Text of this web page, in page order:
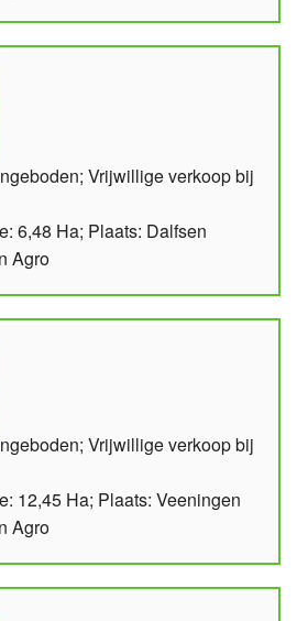
Vrijwillige verkoop bij
6,48 Ha; Plaats: Dalfsen
Agro
Vrijwillige verkoop bij
12,45 Ha; Plaats: Veeningen
Agro